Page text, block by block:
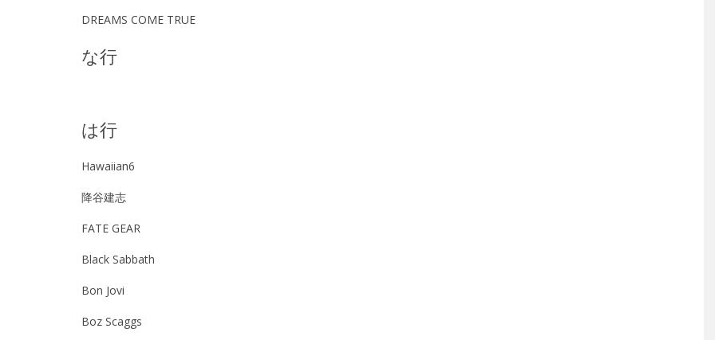
DREAMS COME TRUE
な行
は行
Hawaiian6
降谷建志
FATE GEAR
Black Sabbath
Bon Jovi
Boz Scaggs